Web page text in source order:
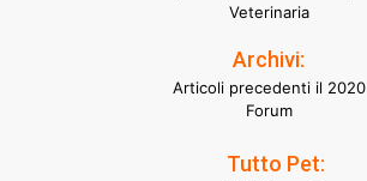
Veterinaria
Archivi:
Articoli precedenti il 2020
Forum
Tutto Pet: